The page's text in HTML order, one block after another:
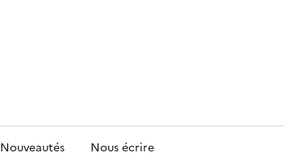
Nouveautés Nous écrire